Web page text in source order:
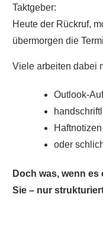
Taktgeber:
Heute der Rückruf,
übermorgen die
Viele arbeiten dabei
Outlook-
Haftnotizen
oder
Doch was, wenn
Sie – nur